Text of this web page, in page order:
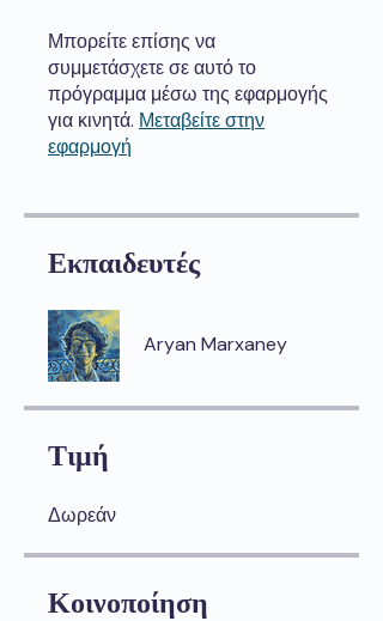
Μπορείτε επίσης να
συμμετάσχετε σε αυτό το
πρόγραμμα μέσω της εφαρμογής
για κινητά. Μεταβείτε στην
εφαρμογή
Εκπαιδευτές
Aryan Marxaney
Τιμή
Δωρεάν
Κοινοποίηση